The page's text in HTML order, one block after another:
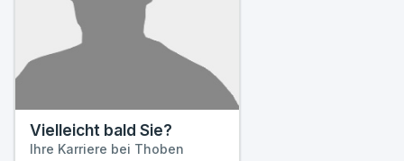
Vielleicht bald Sie?
Ihre Karriere bei Thoben